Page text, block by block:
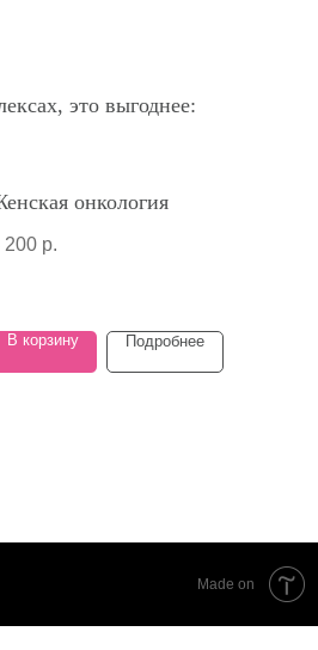
это выгоднее:
онкология
200 р.
В корзину Подробнее
Made on